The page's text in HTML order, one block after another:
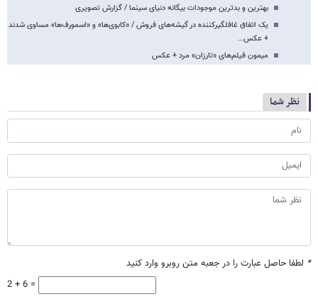
بهترین و بدترین موجودات بیگانه‌ دنیای سینما / گزارش تصویری
یک اتفاق غافلگیرکننده در گیشه‌های فروش / «کابوی‌ها» و «اسمورف‌ها» مساوی شدند
+ عکس…
میمون فیلم‌های «تارزان» مرد + عکس
نظر شما
* لطفا حاصل عبارت را در جعبه متن روبرو وارد کنید
2 + 6 =